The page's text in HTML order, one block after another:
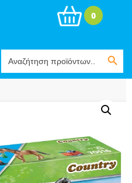
for:
Search Button
0